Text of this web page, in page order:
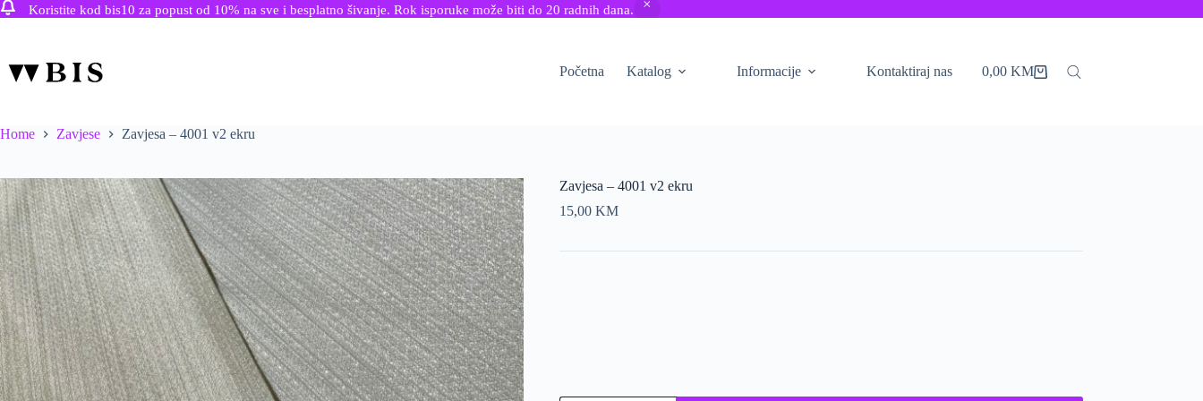
Koristite kod bis10 za popust od 10% na sve i besplatno šivanje. Rok isporuke može biti do 20 radnih dana.
Početna
Katalog Informacije Kontaktiraj nas
Shopping
0,00 KM
Home Zavjese Zavjesa – 4001 v2 ekru
Zavjesa – 4001 v2 ekru
15,00 KM